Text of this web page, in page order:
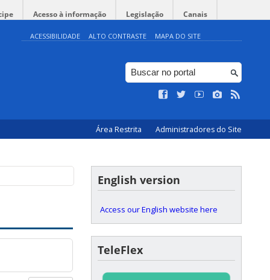
Acesso à informação Legislação Canais
ACESSIBILIDADE ALTO CONTRASTE MAPA DO SITE
Área Restrita Administradores do Site
English version
Access our English website here
TeleFlex